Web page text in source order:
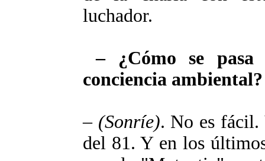
luchador.
– ¿Cómo se
conciencia ambiental?
– (Sonríe). No es fácil.
del 81. Y en los